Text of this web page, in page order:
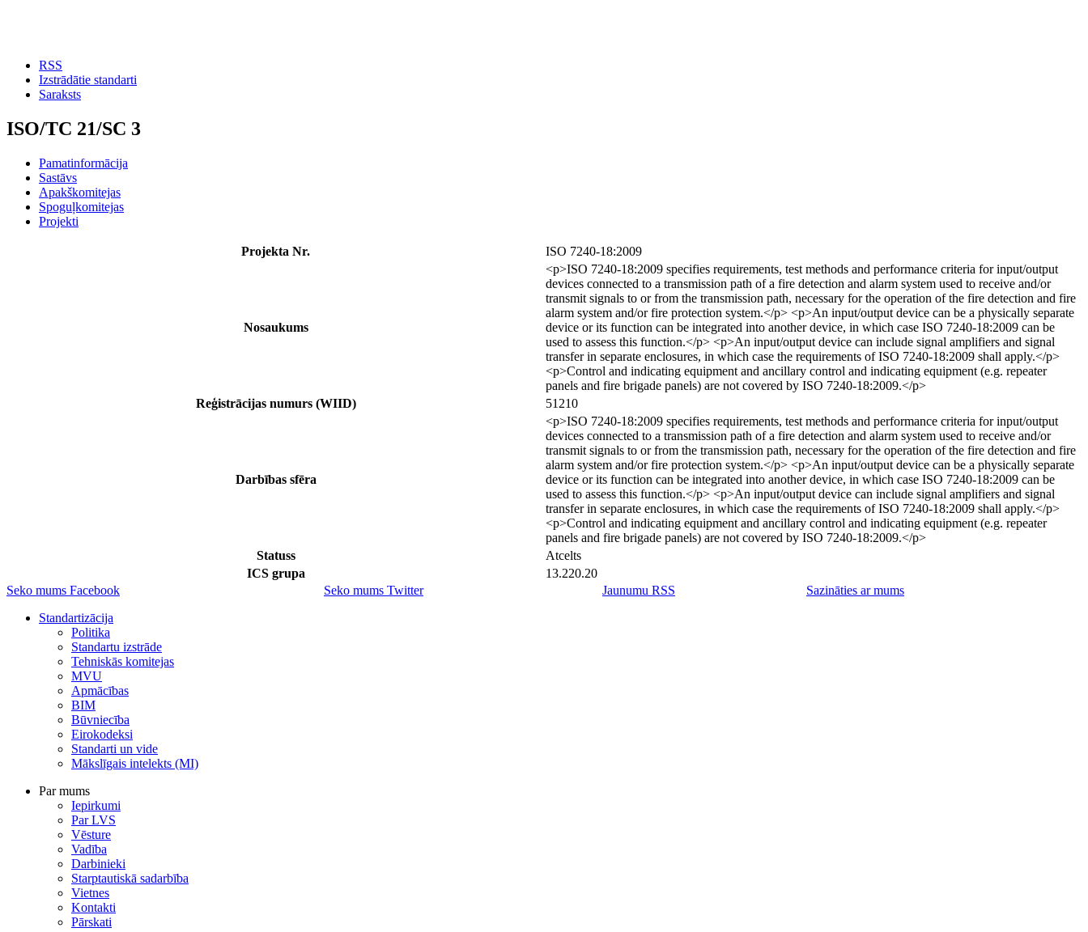
RSS
Izstrādātie standarti
Saraksts
ISO/TC 21/SC 3
Pamatinformācija
Sastāvs
Apakškomitejas
Spoguļkomitejas
Projekti
Projekta Nr. ISO 7240-18:2009
Nosaukums
<p>ISO 7240-18:2009 specifies requirements, test methods and performance criteria for input/output
devices connected to a transmission path of a fire detection and alarm system used to receive and/or
transmit signals to or from the transmission path, necessary for the operation of the fire detection and fire
alarm system and/or fire protection system.</p> <p>An input/output device can be a physically separate
device or its function can be integrated into another device, in which case ISO 7240-18:2009 can be
used to assess this function.</p> <p>An input/output device can include signal amplifiers and signal
transfer in separate enclosures, in which case the requirements of ISO 7240-18:2009 shall apply.</p>
<p>Control and indicating equipment and ancillary control and indicating equipment (e.g. repeater
panels and fire brigade panels) are not covered by ISO 7240-18:2009.</p>
Reģistrācijas numurs (WIID)
51210
Darbības sfēra
<p>ISO 7240-18:2009 specifies requirements, test methods and performance criteria for input/output
devices connected to a transmission path of a fire detection and alarm system used to receive and/or
transmit signals to or from the transmission path, necessary for the operation of the fire detection and fire
alarm system and/or fire protection system.</p> <p>An input/output device can be a physically separate
device or its function can be integrated into another device, in which case ISO 7240-18:2009 can be
used to assess this function.</p> <p>An input/output device can include signal amplifiers and signal
transfer in separate enclosures, in which case the requirements of ISO 7240-18:2009 shall apply.</p>
<p>Control and indicating equipment and ancillary control and indicating equipment (e.g. repeater
panels and fire brigade panels) are not covered by ISO 7240-18:2009.</p>
Statuss
Atcelts
ICS grupa
13.220.20
Seko mums Facebook
Seko mums Twitter Jaunumu RSS
Sazināties ar mums
Standartizācija
Politika
Standartu izstrāde
Tehniskās komitejas
MVU
Apmācības
BIM
Būvniecība
Eirokodeksi
Standarti un vide
Mākslīgais intelekts (MI)
Par mums
Iepirkumi
Par LVS
Vēsture
Vadība
Darbinieki
Starptautiskā sadarbība
Vietnes
Kontakti
Pārskati